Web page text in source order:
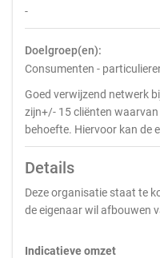
-
Doelgroep(en):
Consumenten -
Goed verwijzend netwerk
zijn+/- 15 cliënten
behoefte. Hiervoor kan de
Details
Deze organisatie staat te
de eigenaar wil afbouwen
Indicatieve omzet